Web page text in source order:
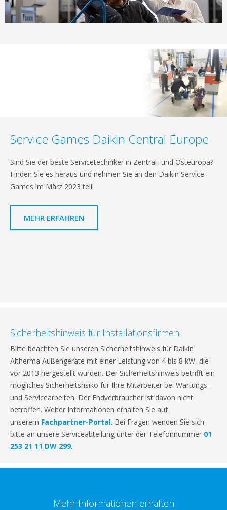
Service Games Daikin Central Europe
Sind Sie der beste Servicetechniker in Zentral- und Osteuropa?
Finden Sie es heraus und nehmen Sie an den Daikin Service
Games im März 2023 teil!
MEHR ERFAHREN
Sicherheitshinweis für Installationsfirmen
Bitte beachten Sie unseren Sicherheitshinweis für Daikin
Altherma Außengeräte mit einer Leistung von 4 bis 8 kW, die
vor 2013 hergestellt wurden. Der Sicherheitshinweis betrifft ein
mögliches Sicherheitsrisiko für Ihre Mitarbeiter bei Wartungs-
und Servicearbeiten. Der Endverbraucher ist davon nicht
betroffen. Weiter Informationen erhalten Sie auf
unserem Fachpartner-Portal. Bei Fragen wenden Sie sich
bitte an unsere Serviceabteilung unter der Telefonnummer 01
253 21 11 DW 299.
Mehr Informationen erhalten